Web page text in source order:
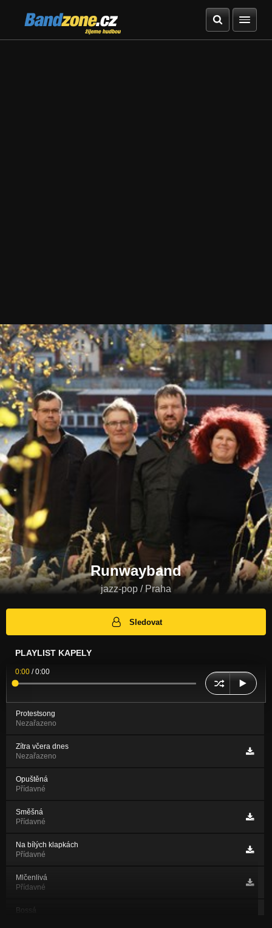
Bandzone.cz
žijeme hudbou
Runwayband
jazz-pop / Praha
Sledovat
PLAYLIST KAPELY
0:00 /0:00
Protestsong
Nezařazeno
Zítra včera dnes
Nezařazeno
Opuštěná
Přídavné
Směšná
Přídavné
Na bílých klapkách
Přídavné
Mlčenlivá
Přídavné
Bossá